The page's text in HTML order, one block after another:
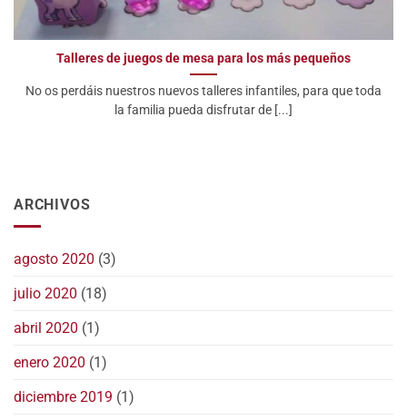
Talleres de juegos de mesa para los más pequeños
No os perdáis nuestros nuevos talleres infantiles, para que toda
la familia pueda disfrutar de [...]
ARCHIVOS
agosto 2020 (3)
julio 2020 (18)
abril 2020 (1)
enero 2020 (1)
diciembre 2019 (1)